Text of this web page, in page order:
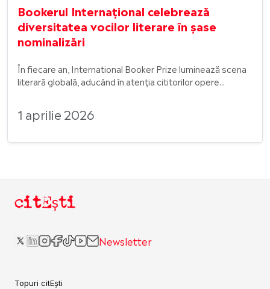
Bookerul Internațional celebrează
diversitatea vocilor literare în șase
nominalizări
1 aprilie 2026
În fiecare an, International Booker Prize luminează scena
literară globală, aducând în atenția cititorilor opere...
citEști
Newsletter
Topuri citEști